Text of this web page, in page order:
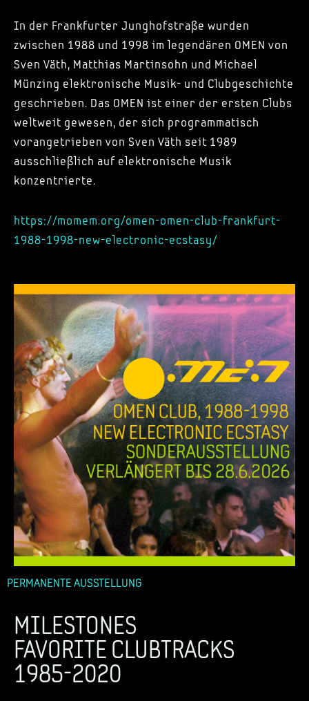
In der Frankfurter Junghofstraße wurden
zwischen 1988 und 1998 im legendären OMEN von
Sven Väth, Matthias Martinsohn und Michael
Münzing elektronische Musik- und Clubgeschichte
geschrieben. Das OMEN ist einer der ersten Clubs
weltweit gewesen, der sich programmatisch
vorangetrieben von Sven Väth seit 1989
ausschließlich auf elektronische Musik
konzentrierte.
https://momem.org/omen-omen-club-frankfurt-
1988-1998-new-electronic-ecstasy/
PERMANENTE AUSSTELLUNG
MILESTONES
FAVORITE CLUBTRACKS
1985-2020